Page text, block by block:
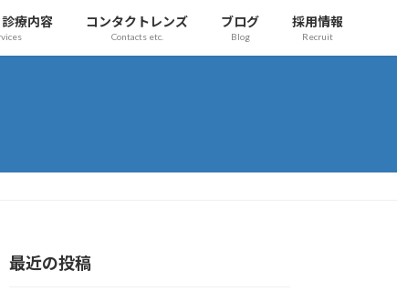
療内容 コンタクトレンズ
Contacts etc.
ブログ
Blog
採用情報
Recruit
最近の投稿